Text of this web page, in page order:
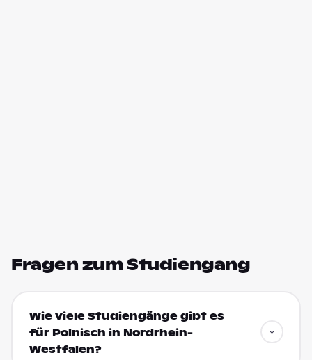
Fragen zum Studiengang
Wie viele Studiengänge gibt es
für Polnisch in Nordrhein-
Westfalen?